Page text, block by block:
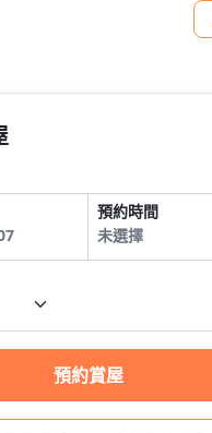
預約時間
未選擇
預約賞屋